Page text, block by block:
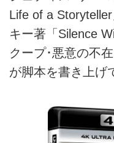
Life of a
キー著「Silence
クープ･悪意の不
が脚本を書き上げ